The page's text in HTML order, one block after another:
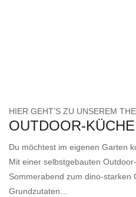
HIER GEHT’S ZU UNSEREM
OUTDOOR-
Du möchtest im eigenen Garten
Mit einer selbstgebauten
Sommerabend zum dino-starken
Grundzutaten…